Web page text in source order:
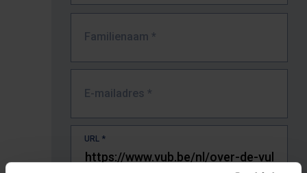
Familienaam *
E-mailadres *
URL *